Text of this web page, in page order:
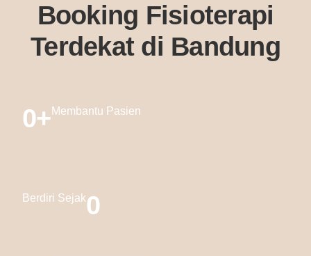
Booking Fisioterapi
Terdekat di Bandung
0+ Membantu Pasien
Berdiri Sejak0